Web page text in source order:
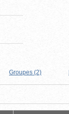
Groupes (2)